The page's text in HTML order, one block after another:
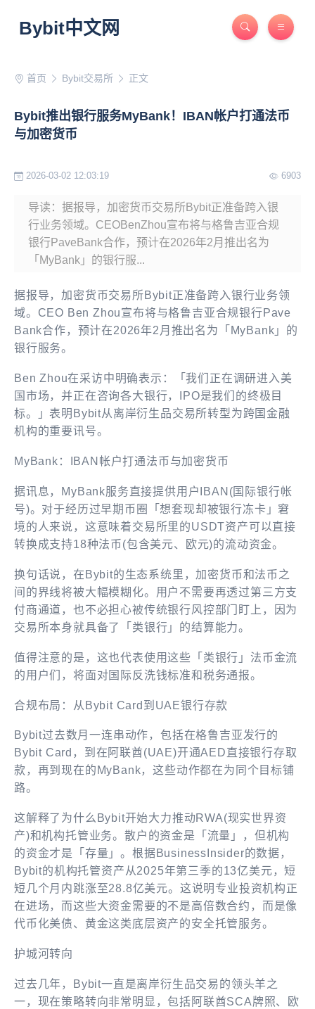
Bybit中文网
首页 Bybit交易所 正文
Bybit推出银行服务MyBank！IBAN帐户打通法币
与加密货币
2026-03-02 12:03:19 6903
导读：据报导，加密货币交易所Bybit正准备跨入银
行业务领域。CEOBenZhou宣布将与格鲁吉亚合规
银行PaveBank合作，预计在2026年2月推出名为
「MyBank」的银行服...
据报导，加密货币交易所Bybit正准备跨入银行业务领
域。CEO Ben Zhou宣布将与格鲁吉亚合规银行Pave
Bank合作，预计在2026年2月推出名为「MyBank」的
银行服务。
Ben Zhou在采访中明确表示：「我们正在调研进入美
国市场，并正在咨询各大银行，IPO是我们的终极目
标。」表明Bybit从离岸衍生品交易所转型为跨国金融
机构的重要讯号。
MyBank：IBAN帐户打通法币与加密货币
据讯息，MyBank服务直接提供用户IBAN(国际银行帐
号)。对于经历过早期币圈「想套现却被银行冻卡」窘
境的人来说，这意味着交易所里的USDT资产可以直接
转换成支持18种法币(包含美元、欧元)的流动资金。
换句话说，在Bybit的生态系统里，加密货币和法币之
间的界线将被大幅模糊化。用户不需要再透过第三方支
付商通道，也不必担心被传统银行风控部门盯上，因为
交易所本身就具备了「类银行」的结算能力。
值得注意的是，这也代表使用这些「类银行」法币金流
的用户们，将面对国际反洗钱标准和税务通报。
合规布局：从Bybit Card到UAE银行存款
Bybit过去数月一连串动作，包括在格鲁吉亚发行的
Bybit Card，到在阿联酋(UAE)开通AED直接银行存取
款，再到现在的MyBank，这些动作都在为同个目标铺
路。
这解释了为什么Bybit开始大力推动RWA(现实世界资
产)和机构托管业务。散户的资金是「流量」，但机构
的资金才是「存量」。根据BusinessInsider的数据，
Bybit的机构托管资产从2025年第三季的13亿美元，短
短几个月内跳涨至28.8亿美元。这说明专业投资机构正
在进场，而这些大资金需要的不是高倍数合约，而是像
代币化美债、黄金这类底层资产的安全托管服务。
护城河转向
过去几年，Bybit一直是离岸衍生品交易的领头羊之
一，现在策略转向非常明显，包括阿联酋SCA牌照、欧